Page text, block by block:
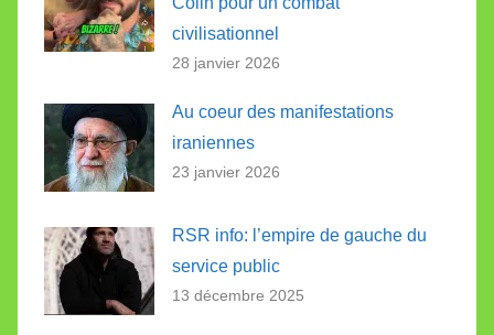
civilisationnel
28 janvier 2026
Au coeur des manifestations
iraniennes
23 janvier 2026
RSR info: l’empire de gauche du
service public
13 décembre 2025